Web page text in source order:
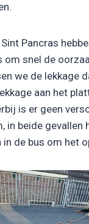
Pancras
om snel de
we de lekkage
aan het
is er geen
in beide gevallen
de bus om het